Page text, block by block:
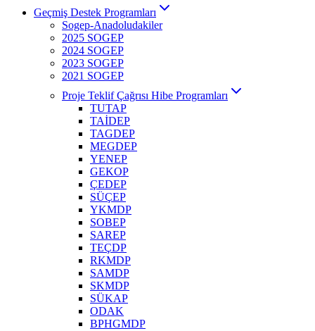
Geçmiş Destek Programları
Sogep-Anadoludakiler
2025 SOGEP
2024 SOGEP
2023 SOGEP
2021 SOGEP
Proje Teklif Çağrısı Hibe Programları
TUTAP
TAİDEP
TAGDEP
MEGDEP
YENEP
GEKOP
ÇEDEP
SÜÇEP
YKMDP
SOBEP
SAREP
TEÇDP
RKMDP
SAMDP
SKMDP
SÜKAP
ODAK
BPHGMDP